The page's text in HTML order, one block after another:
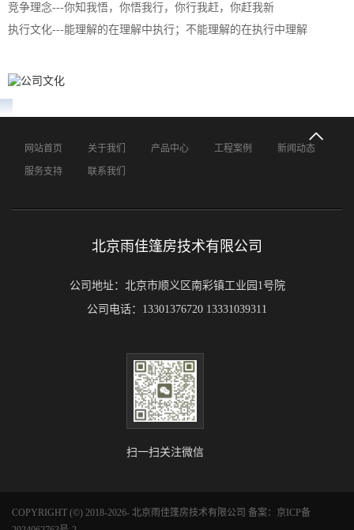
竞争理念---你知我悟，你悟我行，你行我赶，你赶我新
执行文化---能理解的在理解中执行；不能理解的在执行中理解
网站首页 关于我们 产品中心 工程案例 新闻动态
服务支持 联系我们
北京雨佳篷房技术有限公司
公司地址：北京市顺义区南彩镇工业园1号院
公司电话：13301376720 13331039311
扫一扫关注微信
COPYRIGHT (©) 2018-2026- 北京雨佳篷房技术有限公司 备案： 京ICP备